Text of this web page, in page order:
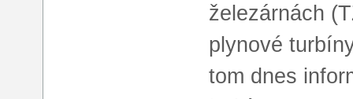
železárnách
plynové
tom dnes